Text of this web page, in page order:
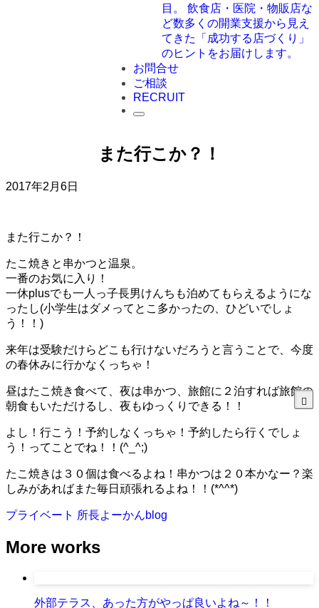
目。 飲食店・医院・物販店な
ど数多くの開業支援から見え
てきた「成功する店づくり」
のヒントをお届けします。
お問合せ
ご相談
RECRUIT
また行こか？！
2017年2月6日
また行こか？！
たこ焼きと串かつと温泉。
一番のお気に入り！
一休plusでも一人っ子長男けんちも泊めてもらえるようにな
ったし(小学生はダメってとこ多かったの、ひどいでしょ
う！！)
来年は受験だけらどこも行けないだろうと言うことで、今度
の春休みに行かなくっちゃ！
昼はたこ焼き食べて、夜は串かつ、旅館に２泊すれば旅館の
朝食もいただけるし、夜もゆっくりできる！！
よし！行こう！予約しなくっちゃ！予約したら行くでしょ
う！ってことでね！！(^_^;)
たこ焼きは３０個は食べるよね！串かつは２０本かなー？楽
しみがあればまた毎日頑張れるよね！！(*^^*)
プライベート 所長よーかんblog
More works
外部テラス、あった方がやっぱ良いよね～！！